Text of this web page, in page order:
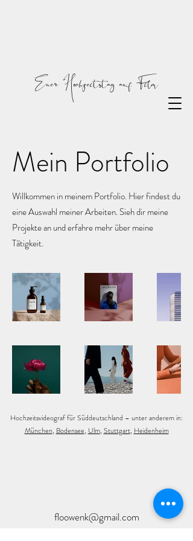
Euer Hochzeitstag auf Film
Mein Portfolio
Willkommen in meinem Portfolio. Hier findest du
eine Auswahl meiner Arbeiten. Sieh dir meine
Projekte an und erfahre mehr über meine
Tätigkeit.
Hochzeitsvideograf für Süddeutschland – unter anderem in:
München, Bodensee, Ulm, Stuttgart, Heidenheim
floowenk@gmail.com